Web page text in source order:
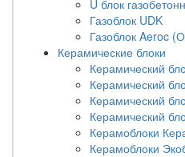
U блок
Газоблок UDK
Газоблок Aeroc
Керамические блоки
Керамический
Керамический
Керамический
Керамический
Керамоблоки
Керамоблоки